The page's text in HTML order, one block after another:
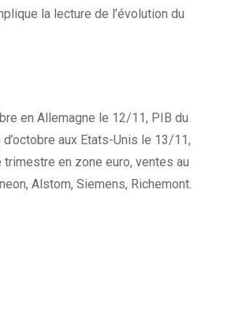
la lecture de l’évolution du
en Allemagne le 12/11, PIB du
aux Etats-Unis le 13/11,
trimestre en zone euro, ventes au
Alstom, Siemens, Richemont.